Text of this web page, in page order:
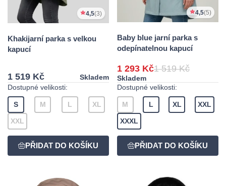
4,5(3)
Khakijarní parka s velkou
kapucí
1 519 Kč
Skladem
Dostupné velikosti:
S M L XL
XXL
4,5(5)
Baby blue jarní parka s
odepínatelnou kapucí
1 293 Kč1 519 Kč
Skladem
Dostupné velikosti:
M L XL XXL
XXXL